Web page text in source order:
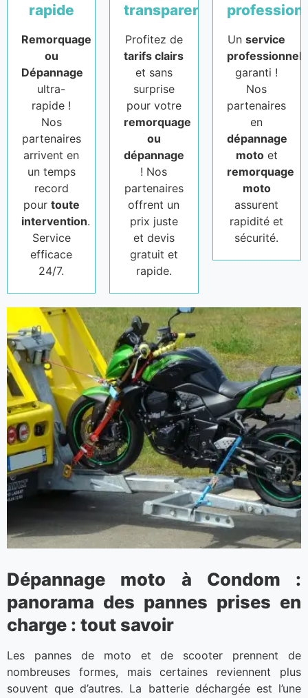
rapide
Remorquage
ou
Dépannage
ultra-
rapide !
Nos
partenaires
arrivent en
un temps
record
pour toute
intervention.
Service
efficace
24/7.
transparents
Profitez de
tarifs clairs
et sans
surprise
pour votre
remorquage
ou
dépannage
! Nos
partenaires
offrent un
prix juste
et devis
gratuit et
rapide.
Unservice
professionnel
garanti !
Nos
partenaires
en
dépannage
motoet
remorquage
moto
assurent
rapidité et
sécurité.
Dépannage moto à Condom :
panorama des pannes prises en
charge : tout savoir
Les pannes de moto et de scooter prennent de
nombreuses formes, mais certaines reviennent plus
souvent que d’autres. La batterie déchargée est l’une